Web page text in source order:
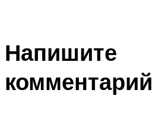
Напишите
комментарий